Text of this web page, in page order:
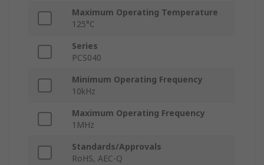
Maximum Operating Temperature
125°C
Series
PCS040
Minimum Operating Frequency
10kHz
Maximum Operating Frequency
1MHz
Standards/Approvals
RoHS, AEC-Q